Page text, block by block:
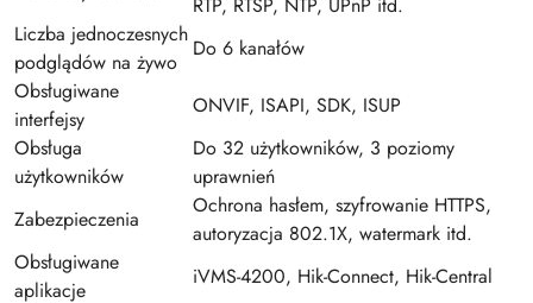
Liczba jednoczesnych
podglądów na żywo
Do 6 kanałów
Obsługiwane
interfejsy
ONVIF, ISAPI, SDK, ISUP
Obsługa
użytkowników
Do 32 użytkowników, 3 poziomy
uprawnień
Zabezpieczenia
Ochrona hasłem, szyfrowanie HTTPS,
autoryzacja 802.1X, watermark itd.
Obsługiwane
aplikacje
iVMS-4200, Hik-Connect, Hik-Central